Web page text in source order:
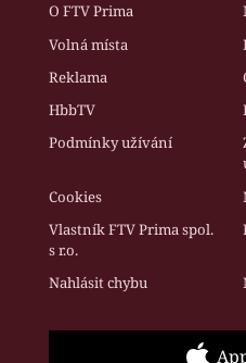
O FTV Prima
Volná místa
Reklama
HbbTV
Podmínky užívání
Cookies
Vlastník FTV Prima spol.
s r.o.
Nahlásit chybu